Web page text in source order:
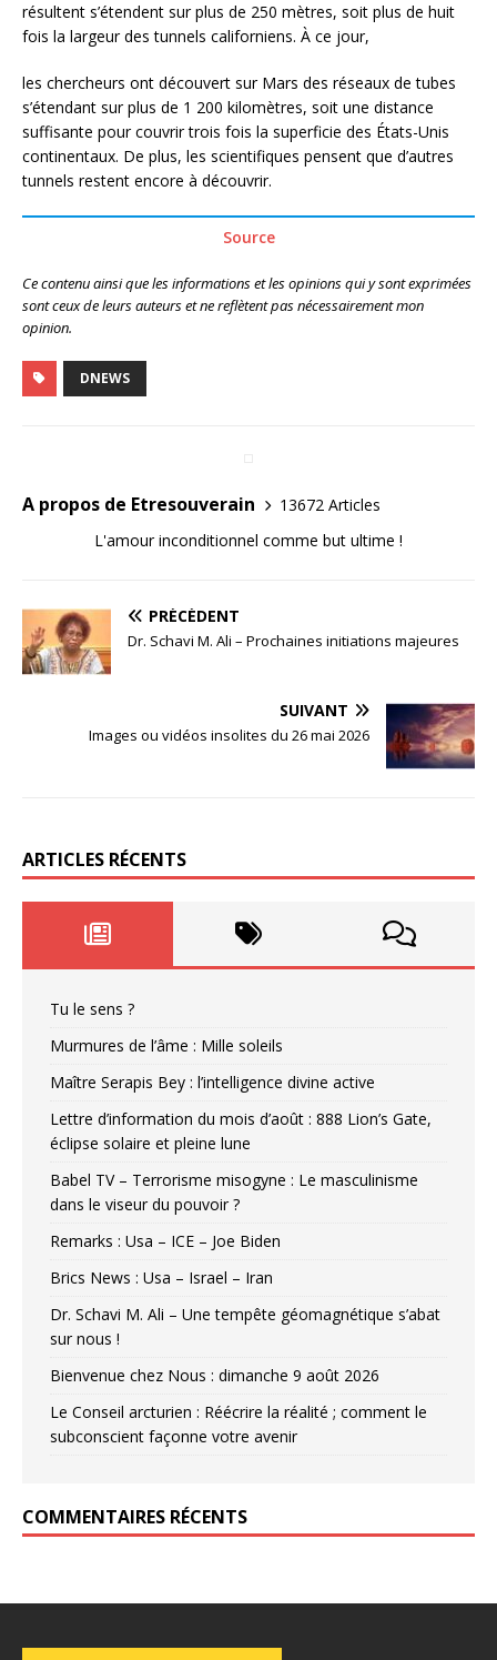
résultent s’étendent sur plus de 250 mètres, soit plus de huit
fois la largeur des tunnels californiens. À ce jour,
les chercheurs ont découvert sur Mars des réseaux de tubes
s’étendant sur plus de 1 200 kilomètres, soit une distance
suffisante pour couvrir trois fois la superficie des États-Unis
continentaux. De plus, les scientifiques pensent que d’autres
tunnels restent encore à découvrir.
Source
Ce contenu ainsi que les informations et les opinions qui y sont exprimées
sont ceux de leurs auteurs et ne reflètent pas nécessairement mon
opinion.
DNEWS
A propos de Etresouverain
13672 Articles
L'amour inconditionnel comme but ultime !
PRÉCÉDENT
Dr. Schavi M. Ali – Prochaines initiations majeures
SUIVANT
Images ou vidéos insolites du 26 mai 2026
ARTICLES RÉCENTS
Tu le sens ?
Murmures de l’âme : Mille soleils
Maître Serapis Bey : l’intelligence divine active
Lettre d’information du mois d’août : 888 Lion’s Gate,
éclipse solaire et pleine lune
Babel TV – Terrorisme misogyne : Le masculinisme
dans le viseur du pouvoir ?
Remarks : Usa – ICE – Joe Biden
Brics News : Usa – Israel – Iran
Dr. Schavi M. Ali – Une tempête géomagnétique s’abat
sur nous !
Bienvenue chez Nous : dimanche 9 août 2026
Le Conseil arcturien : Réécrire la réalité ; comment le
subconscient façonne votre avenir
COMMENTAIRES RÉCENTS